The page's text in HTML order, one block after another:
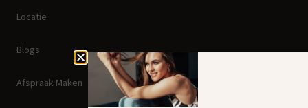
Locatie
Blogs
Afspraak Maken